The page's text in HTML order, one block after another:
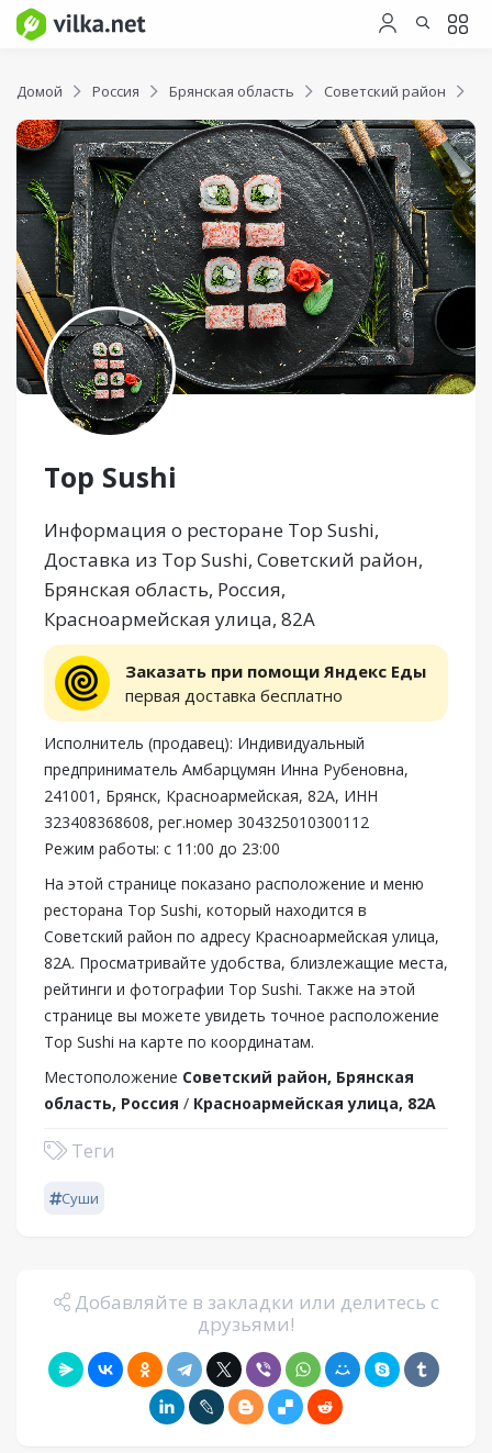
Домой Россия Брянская область Советский район
Top Sushi
Информация о ресторане Top Sushi,
Доставка из Top Sushi, Советский район,
Брянская область, Россия,
Красноармейская улица, 82А
Заказать при помощи Яндекс Еды
первая доставка бесплатно
Исполнитель (продавец): Индивидуальный
предприниматель Амбарцумян Инна Рубеновна,
241001, Брянск, Красноармейская, 82А, ИНН
323408368608, рег.номер 304325010300112
Режим работы: с 11:00 до 23:00
На этой странице показано расположение и меню
ресторана Top Sushi, который находится в
Советский район по адресу Красноармейская улица,
82А. Просматривайте удобства, близлежащие места,
рейтинги и фотографии Top Sushi. Также на этой
странице вы можете увидеть точное расположение
Top Sushi на карте по координатам.
Местоположение Советский район, Брянская
область, Россия / Красноармейская улица, 82А
Теги
Суши
Добавляйте в закладки или делитесь с
друзьями!